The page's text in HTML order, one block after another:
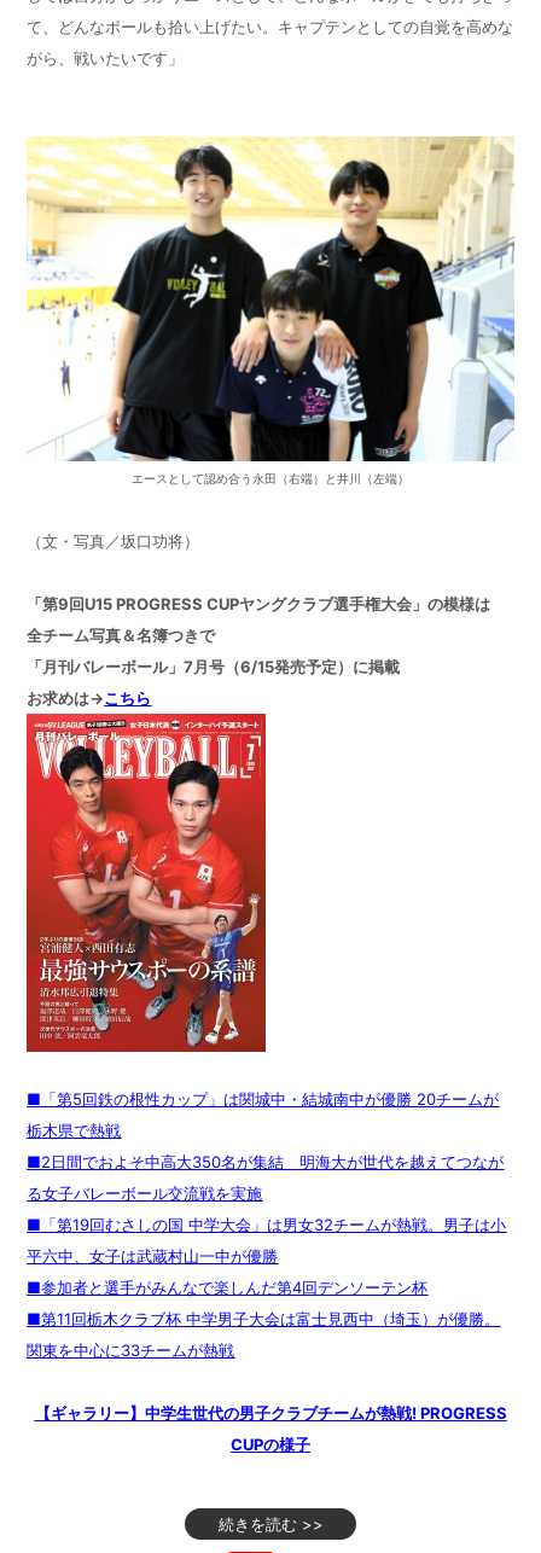
て、どんなボールも拾い上げたい。キャプテンとしての自覚を高めな
がら、戦いたいです」
エースとして認め合う永田（右端）と井川（左端）
（文・写真／坂口功将）
「第9回U15 PROGRESS CUPヤングクラブ選手権大会」の模様は
全チーム写真＆名簿つきで
「月刊バレーボール」7月号（6/15発売予定）に掲載
お求めは→こちら
■「第5回鉄の根性カップ」は関城中・結城南中が優勝 20チームが
栃木県で熱戦
■2日間でおよそ中高大350名が集結 明海大が世代を越えてつなが
る女子バレーボール交流戦を実施
■「第19回むさしの国 中学大会」は男女32チームが熱戦。男子は小
平六中、女子は武蔵村山一中が優勝
■参加者と選手がみんなで楽しんだ第4回デンソーテン杯
■第11回栃木クラブ杯 中学男子大会は富士見西中（埼玉）が優勝。
関東を中心に33チームが熱戦
【ギャラリー】中学生世代の男子クラブチームが熱戦! PROGRESS
CUPの様子
続きを読む >>